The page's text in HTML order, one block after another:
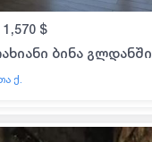
1,570 $
ბინა გლდანში
ქ.